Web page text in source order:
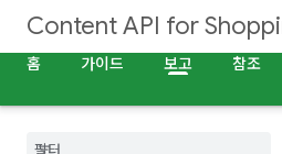
Content API for
홈 가이드 보고 참조